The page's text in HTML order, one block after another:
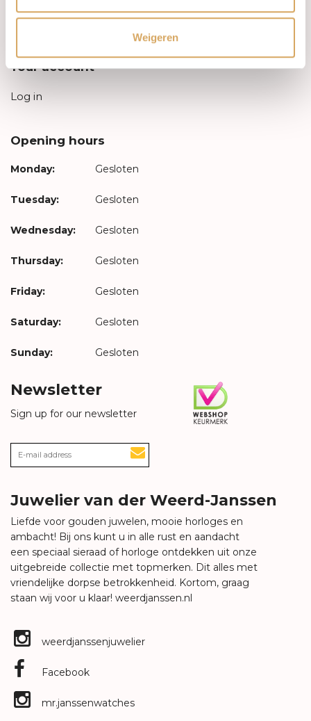
Weigeren
Privacy Policy
Your account
Log in
Opening hours
Monday: Gesloten
Tuesday: Gesloten
Wednesday: Gesloten
Thursday: Gesloten
Friday: Gesloten
Saturday: Gesloten
Sunday: Gesloten
Newsletter
Sign up for our newsletter
Juwelier van der Weerd-Janssen
Liefde voor gouden juwelen, mooie horloges en
ambacht! Bij ons kunt u in alle rust en aandacht
een speciaal sieraad of horloge ontdekken uit onze
uitgebreide collectie met topmerken. Dit alles met
vriendelijke dorpse betrokkenheid. Kortom, graag
staan wij voor u klaar! weerdjanssen.nl
weerdjanssenjuwelier
Facebook
mr.janssenwatches